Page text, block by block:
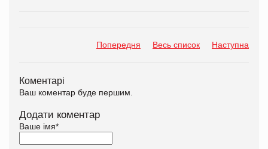
Попередня Весь список Наступна
Коментарі
Ваш коментар буде першим.
Додати коментар
Ваше імя*